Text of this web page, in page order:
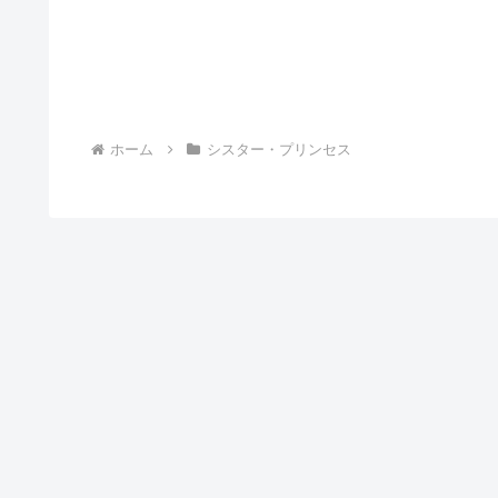
ホーム シスター・プリンセス